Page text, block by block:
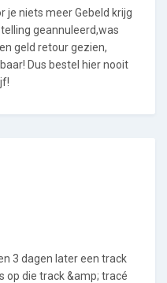
je niets meer Gebeld krijg
geannuleerd,was
geld retour gezien,
Dus bestel hier nooit
3 dagen later een track
op die track &amp; tracé